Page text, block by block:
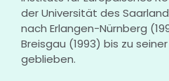
der Universität des
nach Erlangen-Nürnberg
Breisgau (1993) bis zu
geblieben.